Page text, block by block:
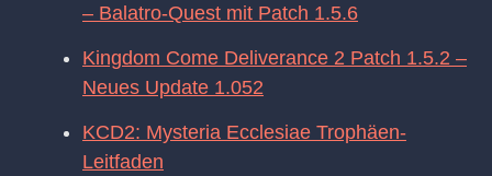
– Balatro-Quest mit Patch 1.5.6
Kingdom Come Deliverance 2 Patch 1.5.2 –
Neues Update 1.052
KCD2: Mysteria Ecclesiae Trophäen-
Leitfaden